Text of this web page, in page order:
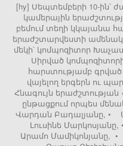
[hy] Սեպտեմբերի 10-ին՝
կամերային
բեմում տեղի կկայանա
երաժշտարվեստի
մեկի՝ կոմպոզիտոր
Սիրված
հարստությամբ գրված
վայելող երգերն ու
Հնագույն երաժշտության
ընթացքում որպես
Վարդան Բադալյանը, •
Լուսինե
Արամո Մամիկոնյանը,